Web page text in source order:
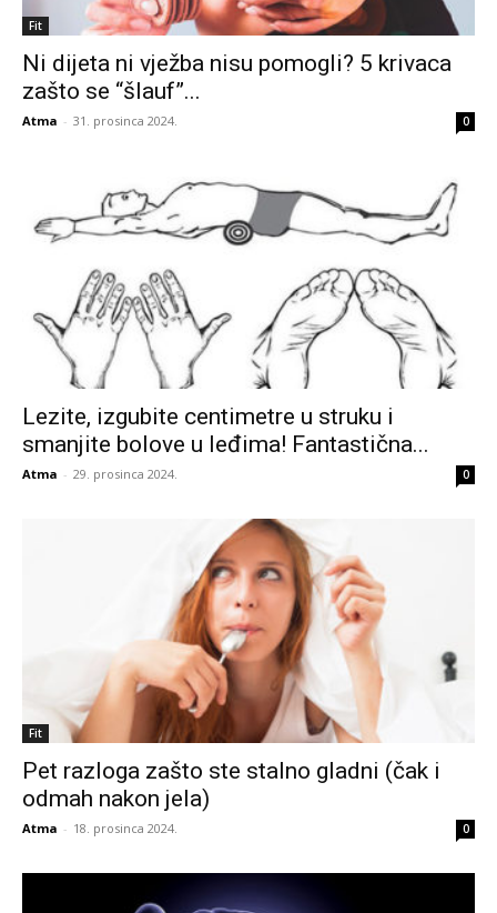
Fit
Ni dijeta ni vježba nisu pomogli? 5 krivaca
zašto se “šlauf”...
Atma - 31. prosinca 2024. 0
Lezite, izgubite centimetre u struku i
smanjite bolove u leđima! Fantastična...
Atma - 29. prosinca 2024. 0
Fit
Pet razloga zašto ste stalno gladni (čak i
odmah nakon jela)
Atma - 18. prosinca 2024. 0